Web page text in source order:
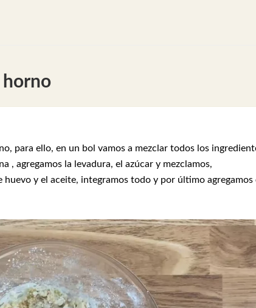
horno
para ello, en un bol vamos a mezclar todos los
, agregamos la levadura, el azúcar y mezclamos,
huevo y el aceite, integramos todo y por último agregamos